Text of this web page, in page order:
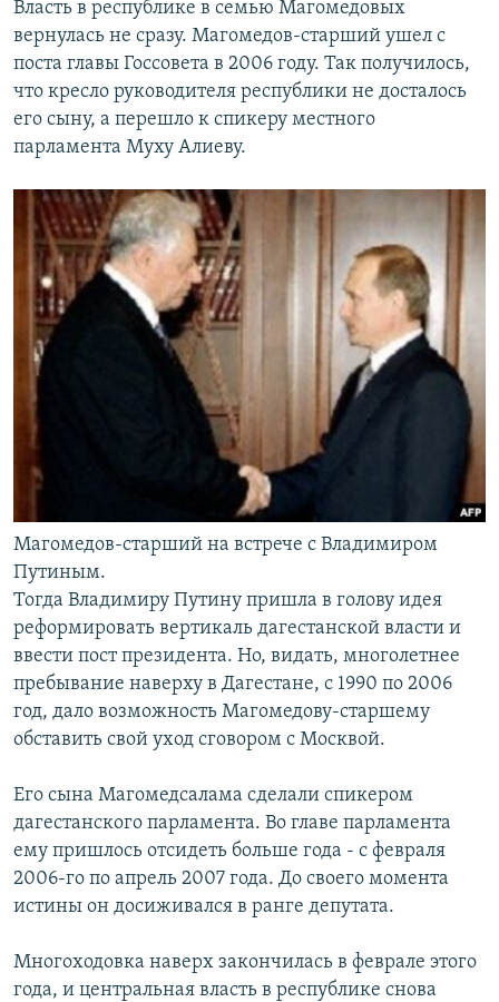
Власть в республике в семью Магомедовых
вернулась не сразу. Магомедов-старший ушел с
поста главы Госсовета в 2006 году. Так получилось,
что кресло руководителя республики не досталось
его сыну, а перешло к спикеру местного
парламента Муху Алиеву.
Магомедов-старший на встрече с Владимиром
Путиным.
Тогда Владимиру Путину пришла в голову идея
реформировать вертикаль дагестанской власти и
ввести пост президента. Но, видать, многолетнее
пребывание наверху в Дагестане, с 1990 по 2006
год, дало возможность Магомедову-старшему
обставить свой уход сговором с Москвой.
Его сына Магомедсалама сделали спикером
дагестанского парламента. Во главе парламента
ему пришлось отсидеть больше года - с февраля
2006-го по апрель 2007 года. До своего момента
истины он досиживался в ранге депутата.
Многоходовка наверх закончилась в феврале этого
года, и центральная власть в республике снова